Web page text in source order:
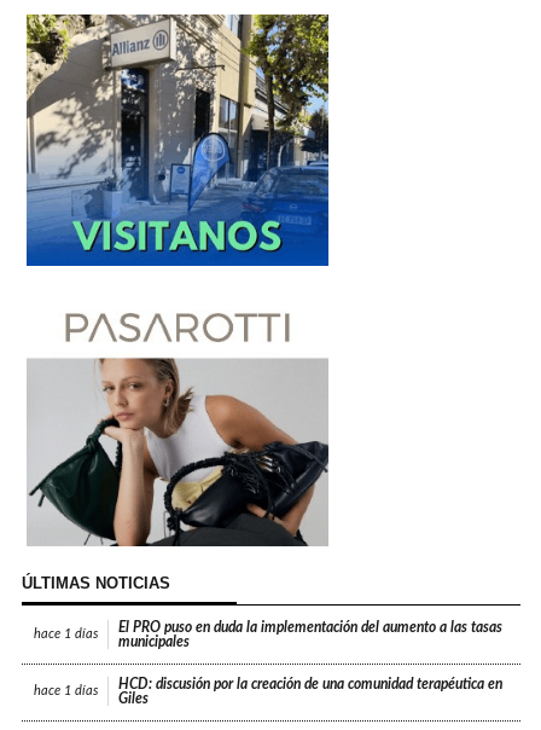
ÚLTIMAS NOTICIAS
hace 1 días
El PRO puso en duda la implementación del aumento a las tasas
municipales
hace 1 días
HCD: discusión por la creación de una comunidad terapéutica en
Giles